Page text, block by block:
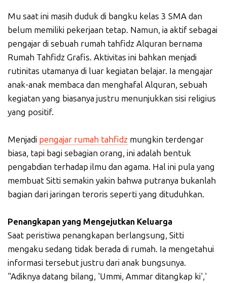
Mu saat ini masih duduk di bangku kelas 3 SMA dan
belum memiliki pekerjaan tetap. Namun, ia aktif sebagai
pengajar di sebuah rumah tahfidz Alquran bernama
Rumah Tahfidz Grafis. Aktivitas ini bahkan menjadi
rutinitas utamanya di luar kegiatan belajar. Ia mengajar
anak-anak membaca dan menghafal Alquran, sebuah
kegiatan yang biasanya justru menunjukkan sisi religius
yang positif.
Menjadi pengajar rumah tahfidz mungkin terdengar
biasa, tapi bagi sebagian orang, ini adalah bentuk
pengabdian terhadap ilmu dan agama. Hal ini pula yang
membuat Sitti semakin yakin bahwa putranya bukanlah
bagian dari jaringan teroris seperti yang dituduhkan.
Penangkapan yang Mengejutkan Keluarga
Saat peristiwa penangkapan berlangsung, Sitti
mengaku sedang tidak berada di rumah. Ia mengetahui
informasi tersebut justru dari anak bungsunya.
"Adiknya datang bilang, 'Ummi, Ammar ditangkap ki','